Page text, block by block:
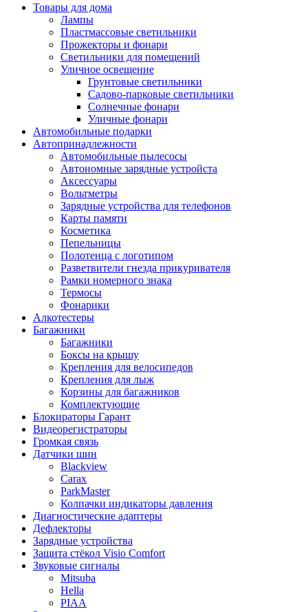
Товары для дома
Лампы
Пластмассовые светильники
Прожекторы и фонари
Светильники для помещений
Уличное освещение
Грунтовые светильники
Садово-парковые светильники
Солнечные фонари
Уличные фонари
Автомобильные подарки
Автопринадлежности
Автомобильные пылесосы
Автономные зарядные устройста
Аксессуары
Вольтметры
Зарядные устройства для телефонов
Карты памяти
Косметика
Пепельницы
Полотенца с логотипом
Разветвители гнезда прикуривателя
Рамки номерного знака
Термосы
Фонарики
Алкотестеры
Багажники
Багажники
Боксы на крышу
Крепления для велосипедов
Крепления для лыж
Корзины для багажников
Комплектующие
Блокираторы Гарант
Видеорегистраторы
Громкая связь
Датчики шин
Blackview
Carax
ParkMaster
Колпачки индикаторы давления
Диагностические адаптеры
Дефлекторы
Зарядные устройства
Защита стёкол Visio Comfort
Звуковые сигналы
Mitsuba
Hella
PIAA